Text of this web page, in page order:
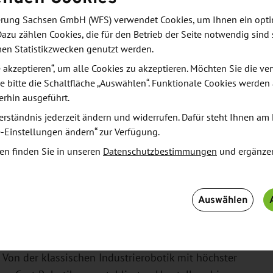
Deutschland-Schweiz und die
von innovativen,
ups aus der Branche Robotik und
Investitions- und Standortinteresse am
starten oder ihr Geschäft weiter ausbauen
und die Möglichkeiten, bei der Robotik-
ebenfalls über eine ausgezeichnete
der klassischen Industrierobotik mit höchster
Sachsen GmbH (WFS) verwendet Cookies, um Ihnen ein
zählen Cookies, die für den Betrieb der Seite notwendig
Statistikzwecken genutzt werden.
um alle Cookies zu akzeptieren. Möchten Sie die
bitte die Schaltfläche „Auswählen“. Funktionale Cookies
ausgeführt.
jederzeit ändern und widerrufen. Dafür steht Ihnen am
Einstellungen ändern“ zur Verfügung.
finden Sie in unseren Datenschutzbestimmungen und
Auswählen